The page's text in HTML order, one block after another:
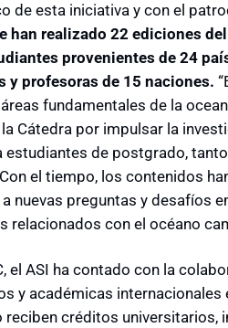
de esta iniciativa y con el
han realizado 22 ediciones
provenientes de 24
y profesoras de 15 naciones.
fundamentales de la
Cátedra por impulsar la
estudiantes de postgrado,
el tiempo, los contenidos
nuevas preguntas y desafíos
relacionados con el océano
el ASI ha contado con la
y académicas
créditos universitarios,